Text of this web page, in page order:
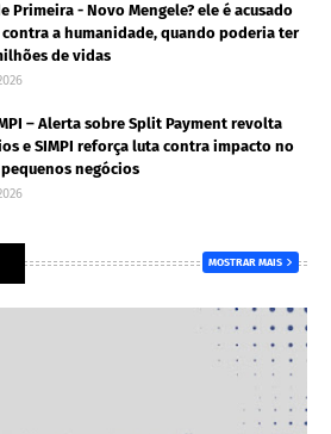
Primeira - Novo Mengele? ele é acusado
contra a humanidade, quando poderia ter
de vidas
– Alerta sobre Split Payment revolta
e SIMPI reforça luta contra impacto no
negócios
MOSTRAR MAIS